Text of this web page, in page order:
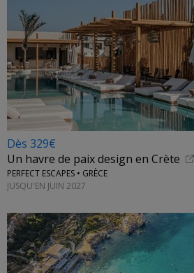
Dès 329€
Un havre de paix design en Crète
PERFECT ESCAPES • GRÈCE
JUSQU'EN JUIN 2027